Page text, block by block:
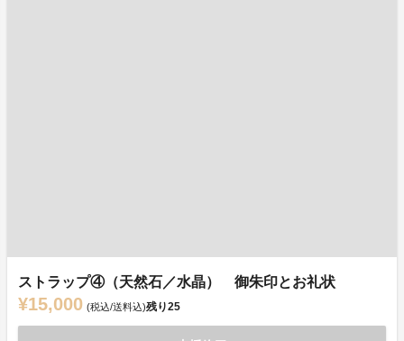
ストラップ④（天然石／水晶） 御朱印とお礼状
¥15,000 (税込/送料込)残り25